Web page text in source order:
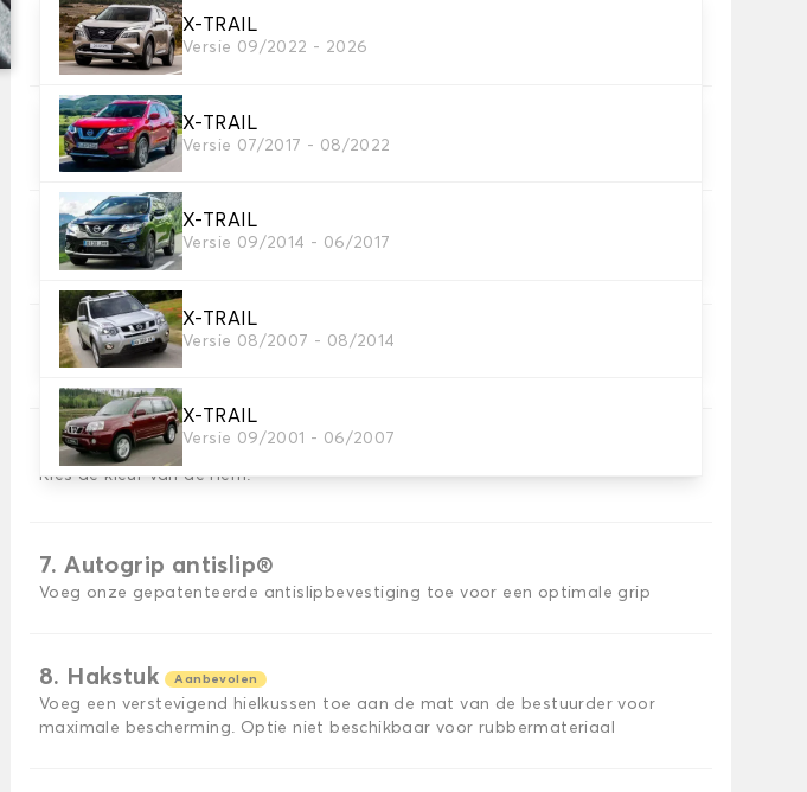
X-TRAIL
Versie 09/2022 - 2026
X-TRAIL
Versie 07/2017 - 08/2022
X-TRAIL
Versie 09/2014 - 06/2017
X-TRAIL
Versie 08/2007 - 08/2014
X-TRAIL
Versie 09/2001 - 06/2007
2. Materiaal
Kies het materiaal van uw automatten
3. Aantal matten
Selecteer het aantal automatten dat je nodig hebt.
4. Tapijt kleuren
Kies de kleur van je tapijt ..
5. Materiaal riem
Kies het materiaal voor de riem.
6. Kleur koord
Kies de kleur van de riem.
7. Autogrip antislip®
Voeg onze gepatenteerde antislipbevestiging toe voor een optimale grip
8. Hakstuk Aanbevolen
Voeg een verstevigend hielkussen toe aan de mat van de bestuurder voor
maximale bescherming. Optie niet beschikbaar voor rubbermateriaal